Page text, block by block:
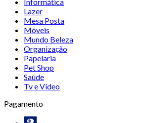
Lazer
Mesa Posta
Móveis
Mundo Beleza
Organização
Papelaria
Pet Shop
Saúde
Tv e Vídeo
Pagamento